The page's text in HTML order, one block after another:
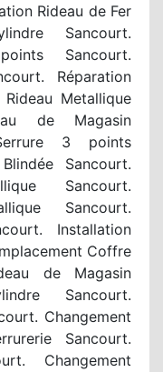
Rideau de Fer
Sancourt.
Sancourt.
Réparation
Metallique
de Magasin
3 points
Sancourt.
Sancourt.
Sancourt.
Installation
Coffre
de Magasin
Sancourt.
Changement
Sancourt.
Changement